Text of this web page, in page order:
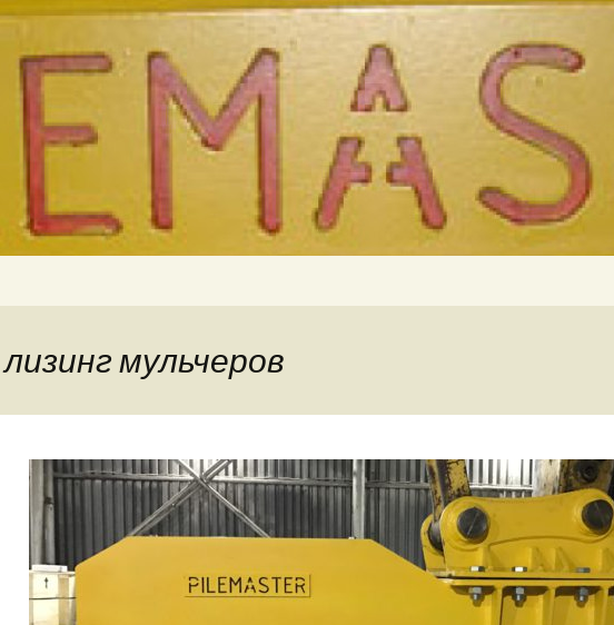
гидробур, землесос, сваерезка,
мульчеров